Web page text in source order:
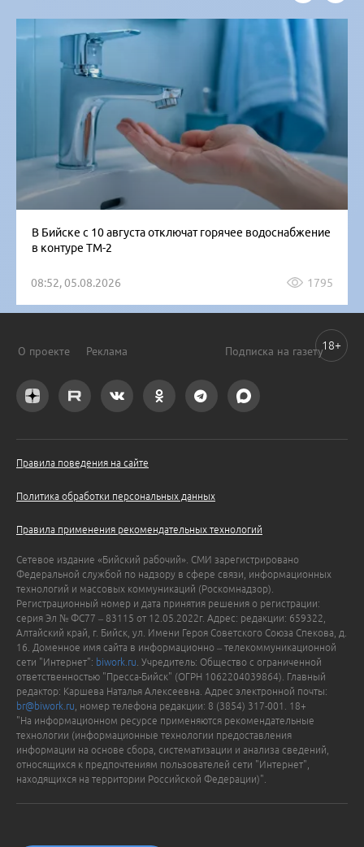
В Бийске с 10 августа отключат горячее водоснабжение
в контуре ТМ-2
08:52, 05.08.2026 1795
О проекте Реклама Подписка на газету
Правила поведения на сайте
Политика обработки персональных данных
Правила применения рекомендательных технологий
Сетевое издание «Бийский рабочий». СМИ зарегистрировано
Федеральной службой по надзору в сфере связи, информационных
технологий и массовых коммуникаций (Роскомнадзор).
Регистрационный номер и дата принятия решения о регистрации:
серия Эл № ФС77 – 83115 от 12.05.2022г. Адрес: редакции: 659322,
Алтайский край, г. Бийск, ул. Имени Героя Советского Союза Спекова, д.
16. Доменное имя сайта в информационно – телекоммуникационной
сети "Интернет": biwork.ru . Учредитель: Общество с ограниченной
ответственностью "Пресса-Бийск" (ОГРН 1062204039864). Главный
редактор: Каршева Наталья Алексеевна. Адрес электронной почты:
br@biwork.ru , номер телефона редакции: 8 (3854) 317-001. 18+
"На информационном ресурсе применяются рекомендательные
технологии (информационные технологии предоставления
информации на основе сбора, систематизации и анализа сведений,
относящихся к предпочтениям пользователей сети "Интернет",
находящихся на территории Российской Федерации)".
18+